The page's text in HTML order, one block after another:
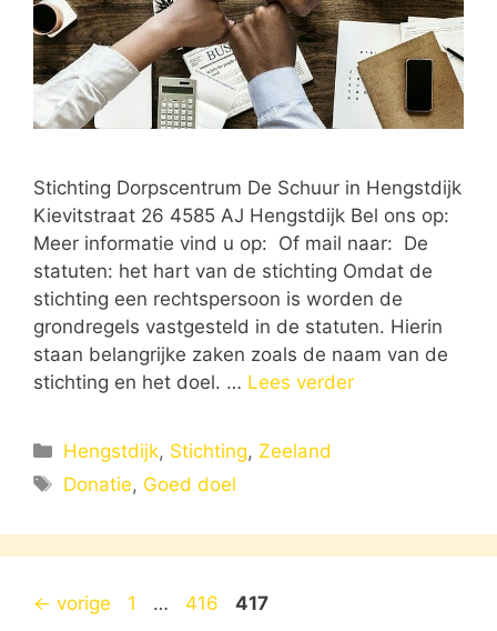
Stichting Dorpscentrum De Schuur in Hengstdijk
Kievitstraat 26 4585 AJ Hengstdijk Bel ons op:
Meer informatie vind u op: Of mail naar: De
statuten: het hart van de stichting Omdat de
stichting een rechtspersoon is worden de
grondregels vastgesteld in de statuten. Hierin
staan belangrijke zaken zoals de naam van de
stichting en het doel. … Lees verder
Categorieën
Hengstdijk, Stichting, Zeeland
Tags
Donatie, Goed doel
← vorige Pagina
1 … Pagina
416 Pagina
417